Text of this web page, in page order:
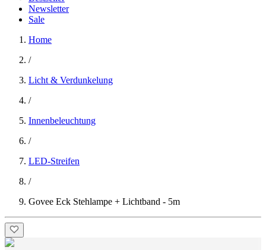
Newsletter
Sale
Home
/
Licht & Verdunkelung
/
Innenbeleuchtung
/
LED-Streifen
/
Govee Eck Stehlampe + Lichtband - 5m